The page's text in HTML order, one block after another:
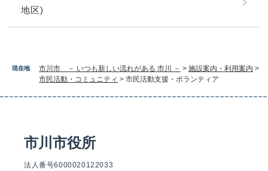
現在地 市川市 － いつも新しい流れがある 市川 － > 施設案内・利用案内 >
市民活動・コミュニティ > 市民活動支援・ボランティア
地区)
市川市役所
法人番号6000020122033